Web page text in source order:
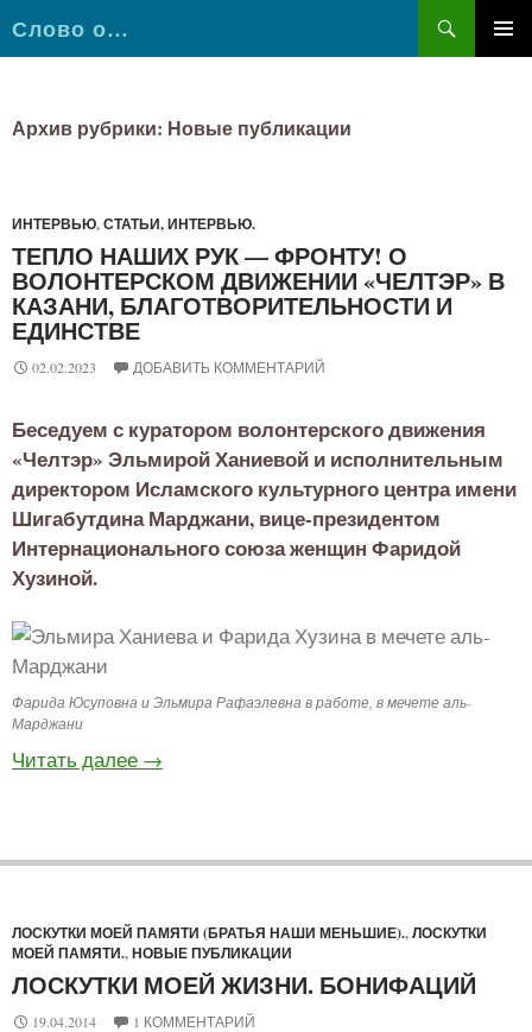
Слово о…
Архив рубрики: Новые публикации
ИНТЕРВЬЮ,СТАТЬИ, ИНТЕРВЬЮ.
ТЕПЛО НАШИХ РУК — ФРОНТУ! О
ВОЛОНТЕРСКОМ ДВИЖЕНИИ «ЧЕЛТЭР» В
КАЗАНИ, БЛАГОТВОРИТЕЛЬНОСТИ И
ЕДИНСТВЕ
02.02.2023 ДОБАВИТЬ КОММЕНТАРИЙ
Беседуем с куратором волонтерского движения
«Челтэр» Эльмирой Ханиевой и исполнительным
директором Исламского культурного центра имени
Шигабутдина Марджани, вице-президентом
Интернационального союза женщин Фаридой
Хузиной.
Фарида Юсуповна и Эльмира Рафаэлевна в работе, в мечете аль-
Марджани
Читать далее →
ЛОСКУТКИ МОЕЙ ПАМЯТИ (БРАТЬЯ НАШИ МЕНЬШИЕ).,ЛОСКУТКИ
МОЕЙ ПАМЯТИ.,НОВЫЕ ПУБЛИКАЦИИ
ЛОСКУТКИ МОЕЙ ЖИЗНИ. БОНИФАЦИЙ
19.04.2014 1 КОММЕНТАРИЙ